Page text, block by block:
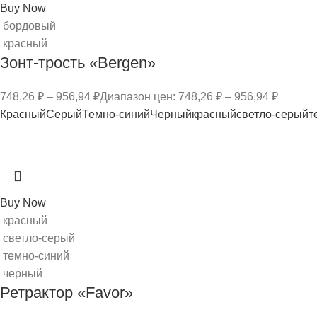
Buy Now
бордовый
красный
Зонт-трость «Bergen»
748,26 ₽ – 956,94 ₽Диапазон цен: 748,26 ₽ – 956,94 ₽
КрасныйСерыйТемно-синийЧерныйкрасныйсветло-серый
Buy Now
красный
светло-серый
темно-синий
черный
Ретрактор «Favor»